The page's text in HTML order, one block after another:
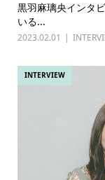
黒羽麻璃央インタ
いる...
2023.02.01
INTERVIEW